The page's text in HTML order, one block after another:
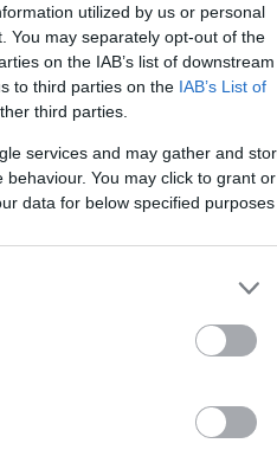
utilized by us or personal
You may separately opt-out of the
on the IAB’s list of downstream
to third parties on the IAB’s List of
third parties.
services and may gather and
You may click to grant or
data for below specified purposes
πραγματοποιηθούν στη
Ωδείου Πυλαίας-
εξωστρέφειας που την
της σημεία και ξεχωρίζει δύο.
New Talents -μία σειρά
για νέους
κοινό της Θεσσαλονίκης
του οράματός μας:
αμοιβαία έμπνευση. Η νέα